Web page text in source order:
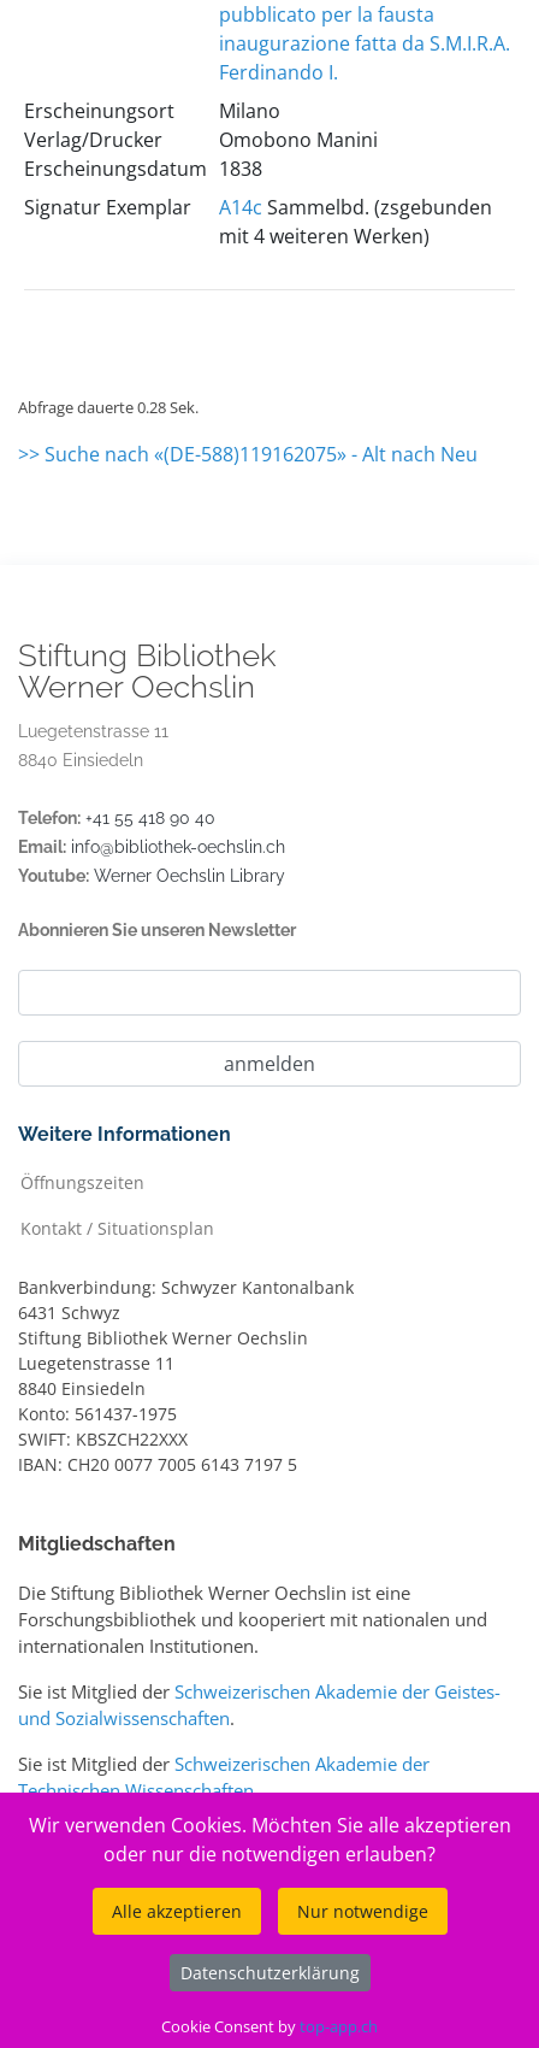
pubblicato per la fausta
inaugurazione fatta da S.M.I.R.A.
Ferdinando I.
Erscheinungsort
Verlag/Drucker
Erscheinungsdatum
Milano
Omobono Manini
1838
Signatur Exemplar
A14c Sammelbd. (zsgebunden
mit 4 weiteren Werken)
Abfrage dauerte 0.28 Sek.
>> Suche nach «(DE-588)119162075» - Alt nach Neu
Stiftung Bibliothek
Werner Oechslin
Luegetenstrasse 11
8840 Einsiedeln
Telefon: +41 55 418 90 40
Email: info@bibliothek-oechslin.ch
Youtube: Werner Oechslin Library
Abonnieren Sie unseren Newsletter
Weitere Informationen
Öffnungszeiten
Kontakt / Situationsplan
Bankverbindung: Schwyzer Kantonalbank
6431 Schwyz
Stiftung Bibliothek Werner Oechslin
Luegetenstrasse 11
8840 Einsiedeln
Konto: 561437-1975
SWIFT: KBSZCH22XXX
IBAN: CH20 0077 7005 6143 7197 5
Mitgliedschaften
Die Stiftung Bibliothek Werner Oechslin ist eine
Forschungsbibliothek und kooperiert mit nationalen und
internationalen Institutionen.
Sie ist Mitglied der Schweizerischen Akademie der Geistes-
und Sozialwissenschaften.
Sie ist Mitglied der Schweizerischen Akademie der
Technischen Wissenschaften.
Sie ist zudem Mitglied des Schweizer Portalswww.sciences-
Stiftung Bibliothek Werner Oechslin
Wir verwenden Cookies. Möchten Sie alle akzeptieren
oder nur die notwendigen erlauben?
Alle akzeptieren Nur notwendige
Datenschutzerklärung
Cookie Consent bytop-app.ch